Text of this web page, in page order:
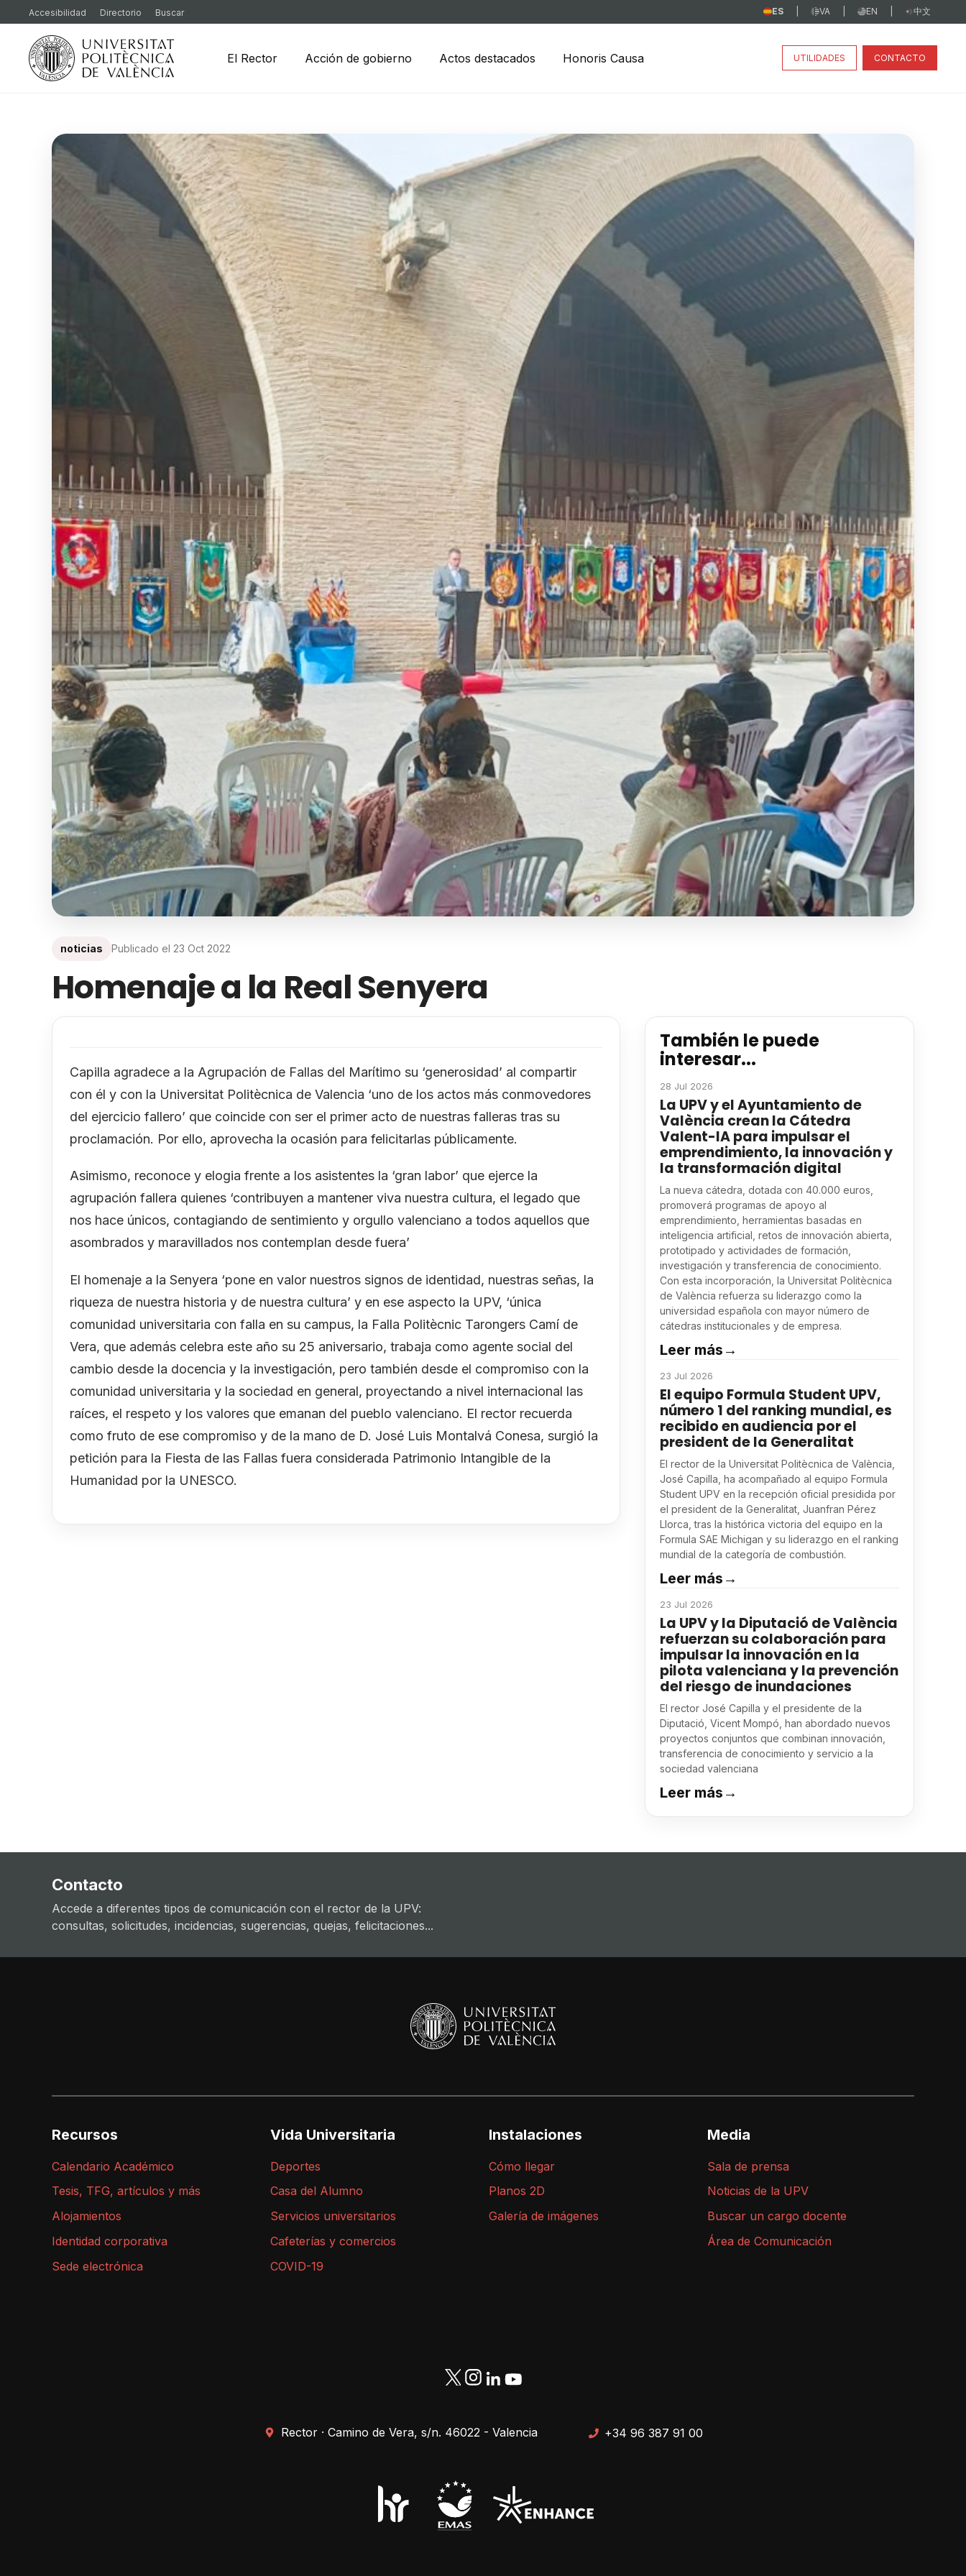
Accesibilidad Directorio Buscar ES VA EN 中文
El Rector Acción de gobierno Actos destacados Honoris Causa UTILIDADES CONTACTO
noticias Publicado el 23 Oct 2022
Homenaje a la Real Senyera
Capilla agradece a la Agrupación de Fallas del Marítimo su ‘generosidad’ al compartir
con él y con la Universitat Politècnica de Valencia ‘uno de los actos más conmovedores
del ejercicio fallero’ que coincide con ser el primer acto de nuestras falleras tras su
proclamación. Por ello, aprovecha la ocasión para felicitarlas públicamente.
Asimismo, reconoce y elogia frente a los asistentes la ‘gran labor’ que ejerce la
agrupación fallera quienes ‘contribuyen a mantener viva nuestra cultura, el legado que
nos hace únicos, contagiando de sentimiento y orgullo valenciano a todos aquellos que
asombrados y maravillados nos contemplan desde fuera’
El homenaje a la Senyera ‘pone en valor nuestros signos de identidad, nuestras señas, la
riqueza de nuestra historia y de nuestra cultura’ y en ese aspecto la UPV, ‘única
comunidad universitaria con falla en su campus, la Falla Politècnic Tarongers Camí de
Vera, que además celebra este año su 25 aniversario, trabaja como agente social del
cambio desde la docencia y la investigación, pero también desde el compromiso con la
comunidad universitaria y la sociedad en general, proyectando a nivel internacional las
raíces, el respeto y los valores que emanan del pueblo valenciano. El rector recuerda
como fruto de ese compromiso y de la mano de D. José Luis Montalvá Conesa, surgió la
petición para la Fiesta de las Fallas fuera considerada Patrimonio Intangible de la
Humanidad por la UNESCO.
También le puede
interesar...
28 Jul 2026
La UPV y el Ayuntamiento de
València crean la Cátedra
Valent-IA para impulsar el
emprendimiento, la innovación y
la transformación digital
La nueva cátedra, dotada con 40.000 euros,
promoverá programas de apoyo al
emprendimiento, herramientas basadas en
inteligencia artificial, retos de innovación abierta,
prototipado y actividades de formación,
investigación y transferencia de conocimiento.
Con esta incorporación, la Universitat Politècnica
de València refuerza su liderazgo como la
universidad española con mayor número de
cátedras institucionales y de empresa.
Leer más →
23 Jul 2026
El equipo Formula Student UPV,
número 1 del ranking mundial, es
recibido en audiencia por el
president de la Generalitat
El rector de la Universitat Politècnica de València,
José Capilla, ha acompañado al equipo Formula
Student UPV en la recepción oficial presidida por
el president de la Generalitat, Juanfran Pérez
Llorca, tras la histórica victoria del equipo en la
Formula SAE Michigan y su liderazgo en el ranking
mundial de la categoría de combustión.
Leer más →
23 Jul 2026
La UPV y la Diputació de València
refuerzan su colaboración para
impulsar la innovación en la
pilota valenciana y la prevención
del riesgo de inundaciones
El rector José Capilla y el presidente de la
Diputació, Vicent Mompó, han abordado nuevos
proyectos conjuntos que combinan innovación,
transferencia de conocimiento y servicio a la
sociedad valenciana
Leer más →
Contacto
Accede a diferentes tipos de comunicación con el rector de la UPV:
consultas, solicitudes, incidencias, sugerencias, quejas, felicitaciones...
Recursos
Calendario Académico
Tesis, TFG, artículos y más
Alojamientos
Identidad corporativa
Sede electrónica
Vida Universitaria
Deportes
Casa del Alumno
Servicios universitarios
Cafeterías y comercios
COVID-19
Instalaciones
Cómo llegar
Planos 2D
Galería de imágenes
Media
Sala de prensa
Noticias de la UPV
Buscar un cargo docente
Área de Comunicación
Rector · Camino de Vera, s/n. 46022 - Valencia +34 96 387 91 00